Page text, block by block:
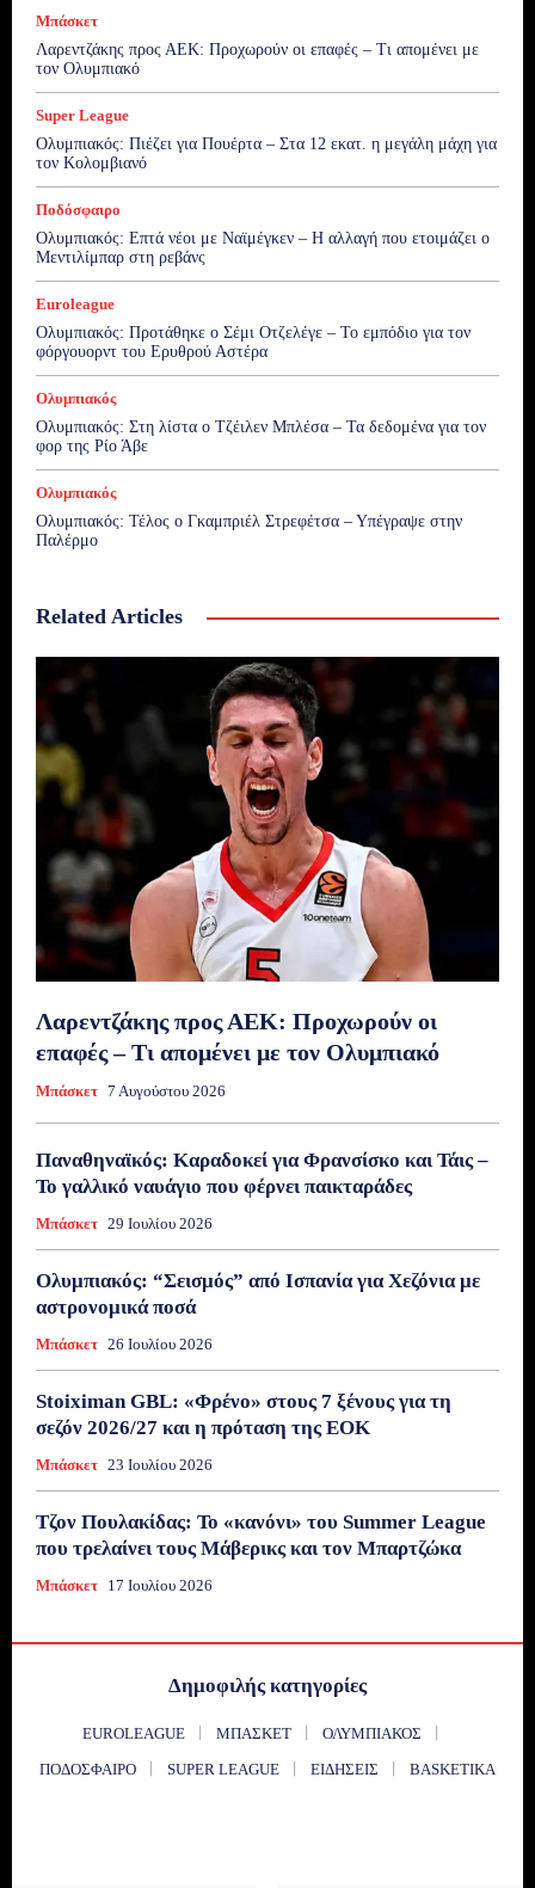
Μπάσκετ
Λαρεντζάκης προς ΑΕΚ: Προχωρούν οι επαφές – Τι απομένει με
τον Ολυμπιακό
Super League
Ολυμπιακός: Πιέζει για Πουέρτα – Στα 12 εκατ. η μεγάλη μάχη για
τον Κολομβιανό
Ποδόσφαιρο
Ολυμπιακός: Επτά νέοι με Ναϊμέγκεν – Η αλλαγή που ετοιμάζει ο
Μεντιλίμπαρ στη ρεβάνς
Euroleague
Ολυμπιακός: Προτάθηκε ο Σέμι Οτζελέγε – Το εμπόδιο για τον
φόργουορντ του Ερυθρού Αστέρα
Ολυμπιακός
Ολυμπιακός: Στη λίστα ο Τζέιλεν Μπλέσα – Τα δεδομένα για τον
φορ της Ρίο Άβε
Ολυμπιακός
Ολυμπιακός: Τέλος ο Γκαμπριέλ Στρεφέτσα – Υπέγραψε στην
Παλέρμο
Related Articles
Λαρεντζάκης προς ΑΕΚ: Προχωρούν οι
επαφές – Τι απομένει με τον Ολυμπιακό
Μπάσκετ 7 Αυγούστου 2026
Παναθηναϊκός: Καραδοκεί για Φρανσίσκο και Τάις –
Το γαλλικό ναυάγιο που φέρνει παικταράδες
Μπάσκετ 29 Ιουλίου 2026
Ολυμπιακός: “Σεισμός” από Ισπανία για Χεζόνια με
αστρονομικά ποσά
Μπάσκετ 26 Ιουλίου 2026
Stoiximan GBL: «Φρένο» στους 7 ξένους για τη
σεζόν 2026/27 και η πρόταση της ΕΟΚ
Μπάσκετ 23 Ιουλίου 2026
Τζον Πουλακίδας: Το «κανόνι» του Summer League
που τρελαίνει τους Μάβερικς και τον Μπαρτζώκα
Μπάσκετ 17 Ιουλίου 2026
Δημοφιλής κατηγορίες
EUROLEAGUE ΜΠΆΣΚΕΤ
ΟΛΥΜΠΙΑΚΌΣ
ΠΟΔΌΣΦΑΙΡΟ
SUPER LEAGUE ΕΙΔΉΣΕΙΣ BASKETIKA